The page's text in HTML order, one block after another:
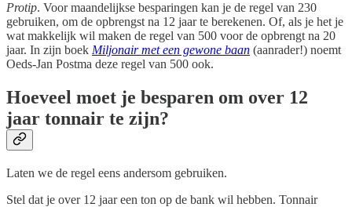
Protip. Voor maandelijkse besparingen kan je de regel van 230
gebruiken, om de opbrengst na 12 jaar te berekenen. Of, als je het je
wat makkelijk wil maken de regel van 500 voor de opbrengt na 20
jaar. In zijn boek Miljonair met een gewone baan (aanrader!) noemt
Oeds-Jan Postma deze regel van 500 ook.
Hoeveel moet je besparen om over 12
jaar tonnair te zijn?
Laten we de regel eens andersom gebruiken.
Stel dat je over 12 jaar een ton op de bank wil hebben. Tonnair